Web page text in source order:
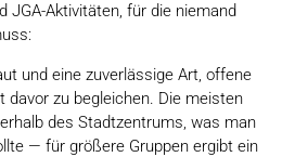
JGA-Aktivitäten, für die niemand
und eine zuverlässige Art, offene
davor zu begleichen. Die meisten
des Stadtzentrums, was man
— für größere Gruppen ergibt ein